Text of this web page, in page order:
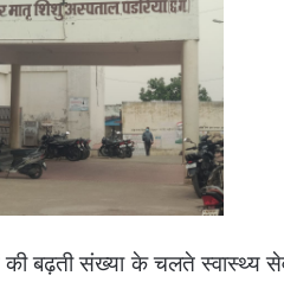
बढ़ती संख्या के चलते स्वास्थ्य